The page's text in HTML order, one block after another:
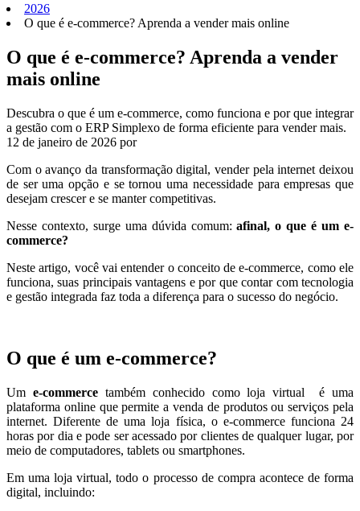
2026
O que é e-commerce? Aprenda a vender mais online
O que é e-commerce? Aprenda a vender
mais online
Descubra o que é um e-commerce, como funciona e por que integrar
a gestão com o ERP Simplexo de forma eficiente para vender mais.
12 de janeiro de 2026 por
Com o avanço da transformação digital, vender pela internet deixou
de ser uma opção e se tornou uma necessidade para empresas que
desejam crescer e se manter competitivas.
Nesse contexto, surge uma dúvida comum:afinal, o que é um e-
commerce?
Neste artigo, você vai entender o conceito de e-commerce, como ele
funciona, suas principais vantagens e por que contar com tecnologia
e gestão integrada faz toda a diferença para o sucesso do negócio.
O que é um e-commerce?
Um e-commercetambém conhecido como loja virtual é uma
plataforma online que permite a venda de produtos ou serviços pela
internet. Diferente de uma loja física, o e-commerce funciona 24
horas por dia e pode ser acessado por clientes de qualquer lugar, por
meio de computadores, tablets ou smartphones.
Em uma loja virtual, todo o processo de compra acontece de forma
digital, incluindo: